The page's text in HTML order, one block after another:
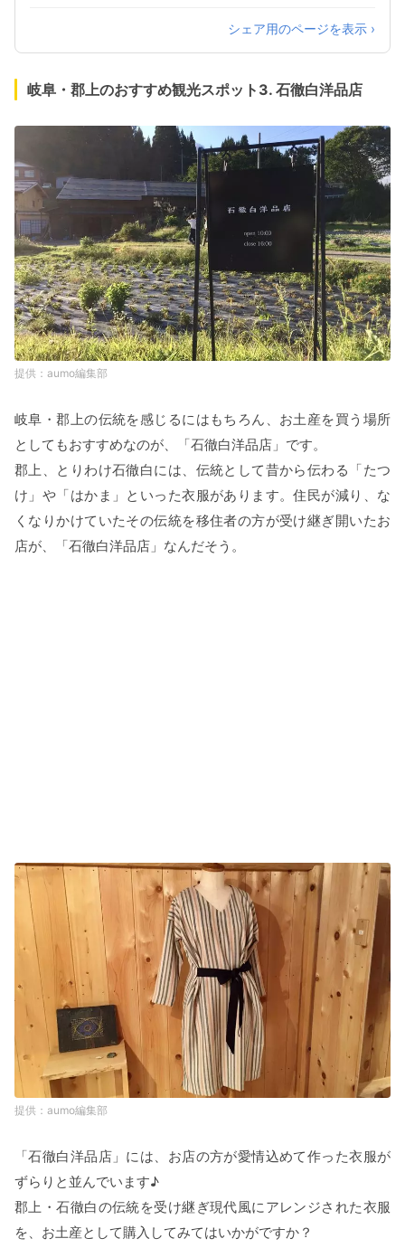
シェア用のページを表示 ›
岐阜・郡上のおすすめ観光スポット3. 石徹白洋品店
aumo編集部
岐阜・郡上の伝統を感じるにはもちろん、お土産を買う場所
としてもおすすめなのが、「石徹白洋品店」です。
郡上、とりわけ石徹白には、伝統として昔から伝わる「たつ
け」や「はかま」といった衣服があります。住民が減り、な
くなりかけていたその伝統を移住者の方が受け継ぎ開いたお
店が、「石徹白洋品店」なんだそう。
aumo編集部
「石徹白洋品店」には、お店の方が愛情込めて作った衣服が
ずらりと並んでいます♪
郡上・石徹白の伝統を受け継ぎ現代風にアレンジされた衣服
を、お土産として購入してみてはいかがですか？